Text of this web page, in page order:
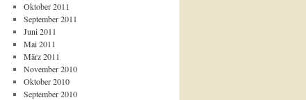
Oktober 2011
September 2011
Juni 2011
Mai 2011
März 2011
November 2010
Oktober 2010
September 2010